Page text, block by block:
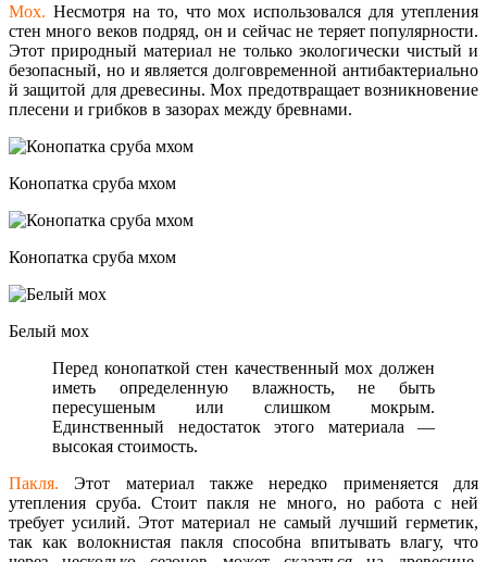
Мох. Несмотря на то, что мох использовался для утепления
стен много веков подряд, он и сейчас не теряет популярности.
Этот природный материал не только экологически чистый и
безопасный, но и является долговременной антибактериально
й защитой для древесины. Мох предотвращает возникновение
плесени и грибков в зазорах между бревнами.
Конопатка сруба мхом
Конопатка сруба мхом
Белый мох
Перед конопаткой стен качественный мох должен
иметь определенную влажность, не быть
пересушеным или слишком мокрым.
Единственный недостаток этого материала —
высокая стоимость.
Пакля. Этот материал также нередко применяется для
утепления сруба. Стоит пакля не много, но работа с ней
требует усилий. Этот материал не самый лучший герметик,
так как волокнистая пакля способна впитывать влагу, что